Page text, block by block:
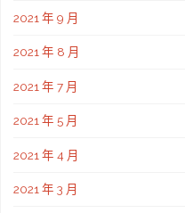
2021 年 9 月
2021 年 8 月
2021 年 7 月
2021 年 5 月
2021 年 4 月
2021 年 3 月